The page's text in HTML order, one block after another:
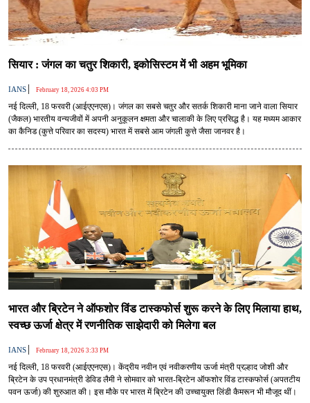
सियार : जंगल का चतुर शिकारी, इकोसिस्टम में भी अहम भूमिका
IANS | February 18, 2026 4:03 PM
नई दिल्ली, 18 फरवरी (आईएएनएस)। जंगल का सबसे चतुर और सतर्क शिकारी माना जाने वाला सियार
(जैकल) भारतीय वन्यजीवों में अपनी अनुकूलन क्षमता और चालाकी के लिए प्रसिद्ध है। यह मध्यम आकार
का कैनिड (कुत्ते परिवार का सदस्य) भारत में सबसे आम जंगली कुत्ते जैसा जानवर है।
भारत और ब्रिटेन ने ऑफशोर विंड टास्कफोर्स शुरू करने के लिए मिलाया हाथ,
स्वच्छ ऊर्जा क्षेत्र में रणनीतिक साझेदारी को मिलेगा बल
IANS | February 18, 2026 3:33 PM
नई दिल्ली, 18 फरवरी (आईएएनएस)। केंद्रीय नवीन एवं नवीकरणीय ऊर्जा मंत्री प्रल्हाद जोशी और
ब्रिटेन के उप प्रधानमंत्री डेविड लैमी ने सोमवार को भारत-ब्रिटेन ऑफशोर विंड टास्कफोर्स (अपतटीय
पवन ऊर्जा) की शुरुआत की। इस मौके पर भारत में ब्रिटेन की उच्चायुक्त लिंडी कैमरून भी मौजूद थीं।